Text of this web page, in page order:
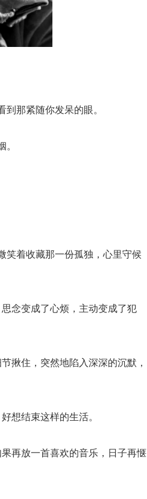
那紧随你发呆的眼。
笑着收藏那一份孤独，心里守候
念变成了心烦，主动变成了犯
揪住，突然地陷入深深的沉默，
想结束这样的生活。
再放一首喜欢的音乐，日子再惬